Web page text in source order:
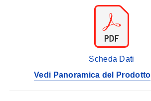
Vedi Panoramica del Prodotto
Scheda Dati